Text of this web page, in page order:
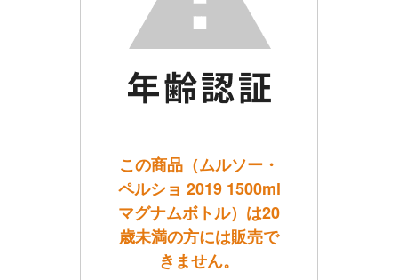
この商品（ムルソー・
ペルショ 2019 1500ml
マグナムボトル）は20
歳未満の方には販売で
きません。